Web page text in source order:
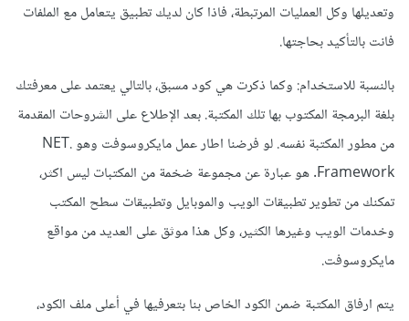
وتعديلها وكل العمليات المرتبطة، فاذا كان لديك تطبيق يتعامل مع الملفات
فانت بالتأكيد بحاجتها.
بالنسبة للاستخدام: وكما ذكرت هي كود مسبق، بالتالي يعتمد على معرفتك
بلغة البرمجة المكتوب بها تلك المكتبة. بعد الإطلاع على الشروحات المقدمة
من مطور المكتبة نفسه. لو فرضنا اطار عمل مايكروسوفت وهو .NET
Framework. هو عبارة عن مجموعة ضخمة من المكتبات ليس اكثر،
تمكنك من تطوير تطبيقات الويب والموبايل وتطبيقات سطح المكتب
وخدمات الويب وغيرها الكثير، وكل هذا موثق على العديد من مواقع
مايكروسوفت.
يتم ارفاق المكتبة ضمن الكود الخاص بنا بتعرفيها في أعلى ملف الكود،